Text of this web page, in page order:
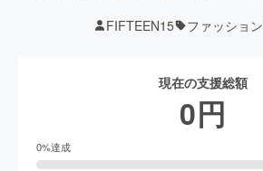
FIFTEEN15 ファッション
現在の支援総額
0円
0%達成